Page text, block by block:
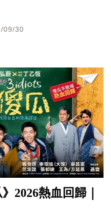
09/30
2026熱血回歸｜